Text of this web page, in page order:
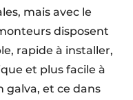
mais avec le
disposent
rapide à installer,
et plus facile à
galva, et ce dans